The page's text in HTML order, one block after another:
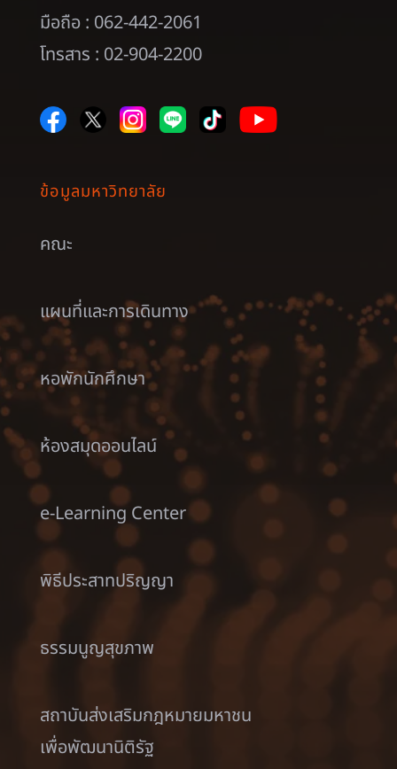
มือถือ : 062-442-2061
โทรสาร : 02-904-2200
ข้อมูลมหาวิทยาลัย
คณะ
แผนที่และการเดินทาง
หอพักนักศึกษา
ห้องสมุดออนไลน์
e-Learning Center
พิธีประสาทปริญญา
ธรรมนูญสุขภาพ
สถาบันส่งเสริมกฎหมายมหาชน
เพื่อพัฒนานิติรัฐ